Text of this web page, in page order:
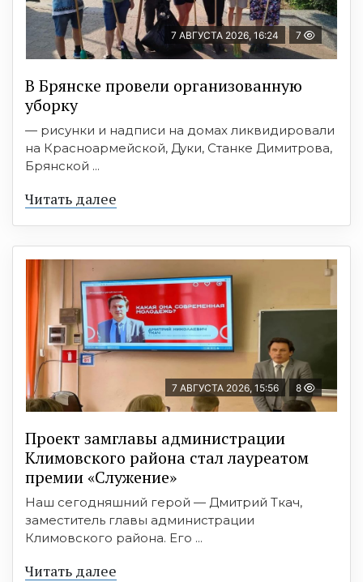
7 АВГУСТА 2026, 16:24 7
В Брянске провели организованную
уборку
— рисунки и надписи на домах ликвидировали
на Красноармейской, Дуки, Станке Димитрова,
Брянской ...
Читать далее
7 АВГУСТА 2026, 15:56 8
Проект замглавы администрации
Климовского района стал лауреатом
премии «Служение»
Наш сегодняшний герой — Дмитрий Ткач,
заместитель главы администрации
Климовского района. Его ...
Читать далее